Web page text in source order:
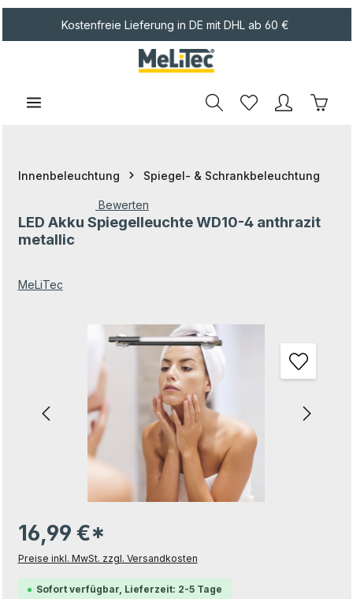
Kostenfreie Lieferung in DE mit DHL ab 60 €
Innenbeleuchtung Spiegel- & Schrankbeleuchtung
Durchschnittliche Bewertung von 0 von 5 Sternen
Bewerten
LED Akku Spiegelleuchte WD10-4 anthrazit
metallic
MeLiTec
Bildergalerie überspringen
16,99 €*
Preise inkl. MwSt. zzgl. Versandkosten
Sofort verfügbar, Lieferzeit: 2-5 Tage